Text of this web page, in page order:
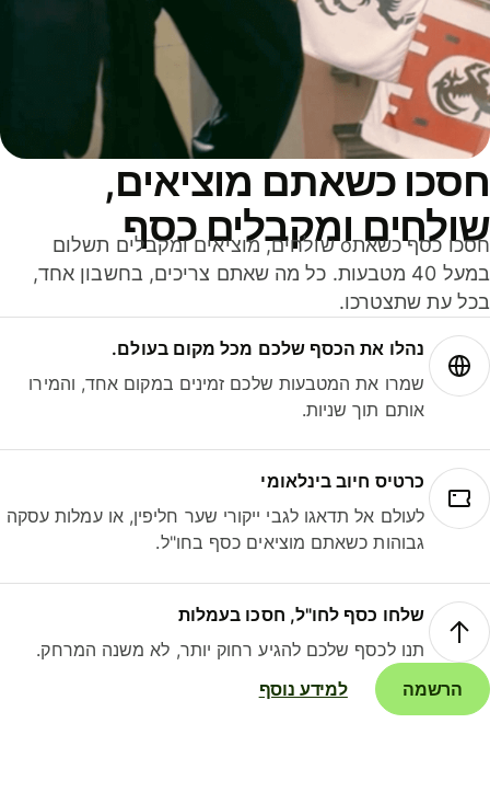
כשאתם מוציאים,
ומקבלים כסף
חסכו כסף כשאתo שולחים, מוציאים ומקבלים תשלום
במעל 40 מטבעות. כל מה שאתם צריכים, בחשבון אחד,
עת שתצטרכו.
נהלו את הכסף שלכם מכל מקום בעולם.
שמרו את המטבעות שלכם זמינים במקום אחד, והמירו
אותם תוך שניות.
כרטיס חיוב בינלאומי
לעולם אל תדאגו לגבי ייקורי שער חליפין, או עמלות עסקה
גבוהות כשאתם מוציאים כסף בחו"ל.
שלחו כסף לחו"ל, חסכו בעמלות
תנו לכסף שלכם להגיע רחוק יותר, לא משנה המרחק.
הרשמה
למידע נוסף